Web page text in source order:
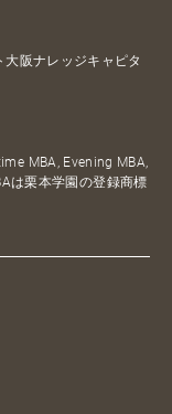
阪ナレッジキャピタ
MBA, Evening MBA,
は栗本学園の登録商標